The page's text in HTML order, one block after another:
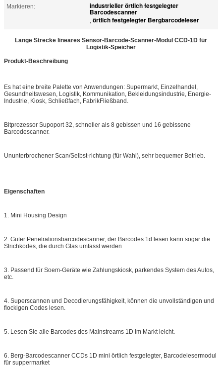
Markieren:
industrieller örtlich festgelegter
Barcodescanner
, örtlich festgelegter Bergbarcodeleser
Lange Strecke lineares Sensor-Barcode-Scanner-Modul CCD-1D für
Logistik-Speicher
Produkt-Beschreibung
Es hat eine breite Palette von Anwendungen: Supermarkt, Einzelhandel,
Gesundheitswesen, Logistik, Kommunikation, Bekleidungsindustrie, Energie-
Industrie, Kiosk, Schließfach, FabrikFließband.
Bitprozessor Supoport 32, schneller als 8 gebissen und 16 gebissene
Barcodescanner.
Ununterbrochener Scan/Selbst-richtung (für Wahl), sehr bequemer Betrieb.
Eigenschaften
1. Mini Housing Design
2. Guter Penetrationsbarcodescanner, der Barcodes 1d lesen kann sogar die
Strichkodes, die durch Glas umfasst werden
3. Passend für Soem-Geräte wie Zahlungskiosk, parkendes System des Autos,
etc.
4. Superscannen und Decodierungsfähigkeit, können die unvollständigen und
flockigen Codes lesen.
5. Lesen Sie alle Barcodes des Mainstreams 1D im Markt leicht.
6. Berg-Barcodescanner CCDs 1D mini örtlich festgelegter, Barcodelesermodul
für suppermarket